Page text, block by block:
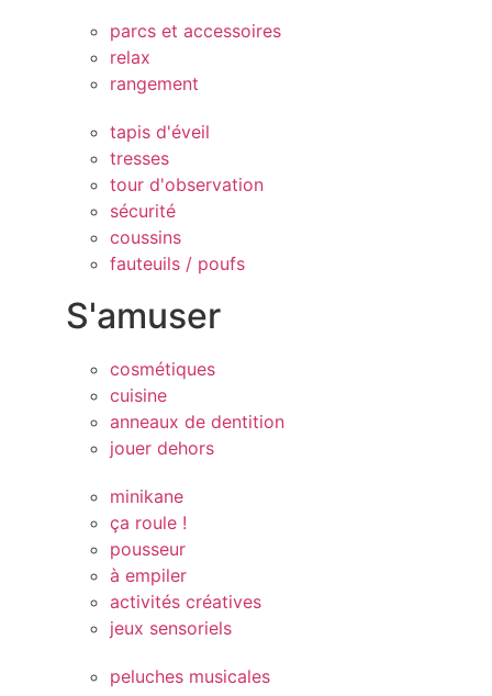
parcs et accessoires
relax
rangement
tapis d'éveil
tresses
tour d'observation
sécurité
coussins
fauteuils / poufs
S'amuser
cosmétiques
cuisine
anneaux de dentition
jouer dehors
minikane
ça roule !
pousseur
à empiler
activités créatives
jeux sensoriels
peluches musicales